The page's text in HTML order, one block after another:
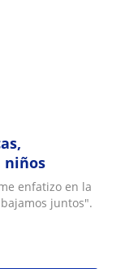
niños
enfatizo en la
juntos".